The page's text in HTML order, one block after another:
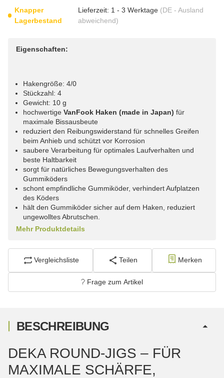
Knapper
Lagerbestand
Lieferzeit: 1 - 3 Werktage (DE - Ausland
abweichend)
Eigenschaften:
Hakengröße: 4/0
Stückzahl: 4
Gewicht: 10 g
hochwertigeVanFook Haken (made in Japan) für
maximale Bissausbeute
reduziert den Reibungswiderstand für schnelles Greifen
beim Anhieb und schützt vor Korrosion
saubere Verarbeitung für optimales Laufverhalten und
beste Haltbarkeit
sorgt für natürliches Bewegungsverhalten des
Gummiköders
schont empfindliche Gummiköder, verhindert Aufplatzen
des Köders
hält den Gummiköder sicher auf dem Haken, reduziert
ungewolltes Abrutschen.
Mehr Produktdetails
Vergleichsliste Teilen Merken
Frage zum Artikel
BESCHREIBUNG
DEKA ROUND-JIGS – FÜR
MAXIMALE SCHÄRFE,